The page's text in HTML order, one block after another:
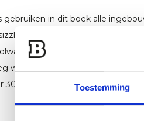
Toestemming
gebruiken in dit boek alle
bovenrek en spit en
buitenoven voor brood
wordt het dagelijks gebruik en
bruikbare recepten voor zowel